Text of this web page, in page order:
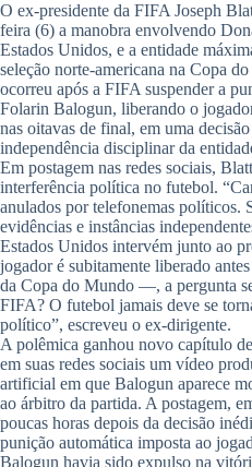
O ex-presidente da FIFA Joseph
feira (6) a manobra envolvendo
Estados Unidos, e a entidade
seleção norte-americana na Copa
ocorreu após a FIFA suspender a
Folarin Balogun, liberando o
nas oitavas de final, em uma
independência disciplinar da
Em postagem nas redes sociais,
interferência política no futebol.
anulados por telefonemas políticos.
evidências e instâncias
Estados Unidos intervém junto ao
jogador é subitamente liberado
da Copa do Mundo —, a pergunta
FIFA? O futebol jamais deve se
político”, escreveu o ex-dirigente.
A polêmica ganhou novo capítulo
em suas redes sociais um vídeo
artificial em que Balogun aparece
ao árbitro da partida. A postagem,
poucas horas depois da decisão
punição automática imposta ao
Balogun havia sido expulso na